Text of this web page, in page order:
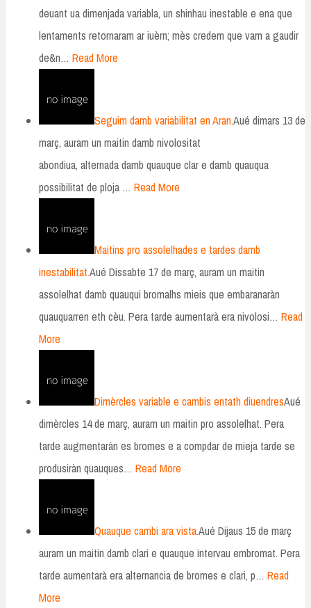
deuant ua dimenjada variabla, un shinhau inestable e ena que
lentaments retornaram ar iuèrn; mès credem que vam a gaudir
de&n… Read More
Seguim damb variabilitat en Aran.Aué dimars 13 de
març, auram un maitin damb nivolositat
abondiua, alternada damb quauque clar e damb quauqua
possibilitat de ploja … Read More
Maitins pro assolelhades e tardes damb
inestabilitat.Aué Dissabte 17 de març, auram un maitin
assolelhat damb quauqui bromalhs mieis que embaranaràn
quauquarren eth cèu. Pera tarde aumentarà era nivolosi… Read
More
Dimèrcles variable e cambis entath diuendresAué
dimèrcles 14 de març, auram un maitin pro assolelhat. Pera
tarde augmentaràn es bromes e a compdar de mieja tarde se
produsiràn quauques… Read More
Quauque cambi ara vista.Aué Dijaus 15 de març
auram un maitin damb clari e quauque intervau embromat. Pera
tarde aumentarà era alternancia de bromes e clari, p… Read
More